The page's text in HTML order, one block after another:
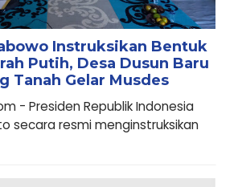
Instruksikan Bentuk
Putih, Desa Dusun Baru
Tanah Gelar Musdes
- Presiden Republik Indonesia
secara resmi menginstruksikan